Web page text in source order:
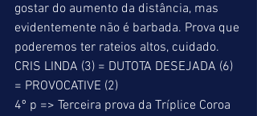
gostar do aumento da distância, mas
evidentemente não é barbada. Prova que
poderemos ter rateios altos, cuidado.
CRIS LINDA (3) = DUTOTA DESEJADA (6)
= PROVOCATIVE (2)
4º p => Terceira prova da Tríplice Coroa